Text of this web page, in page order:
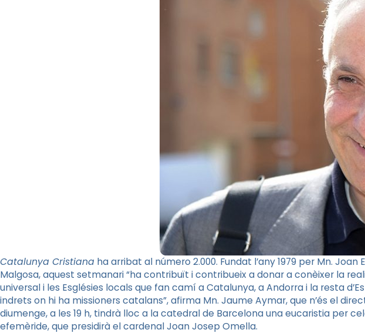
Catalunya Cristiana ha arribat al número 2.000. Fundat l’any 1979 per Mn. Joan
Malgosa, aquest setmanari “ha contribuït i contribueix a donar a conèixer la
universal i les Esglésies locals que fan camí a Catalunya, a Andorra i la resta
indrets on hi ha missioners catalans”, afirma Mn. Jaume Aymar, que n’és el
diumenge, a les 19 h, tindrà lloc a la catedral de Barcelona una eucaristia per
efemèride, que presidirà el cardenal Joan Josep Omella.